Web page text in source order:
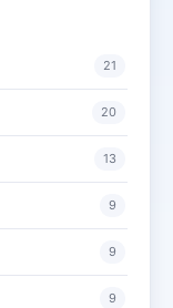
21
20
13
9
9
9